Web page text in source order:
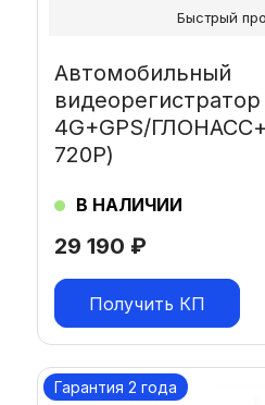
29 190 ₽
Автомобильный
видеорегистратор
4G+GPS/
720Р)
В НАЛИЧИИ
Получить КП
Быстрый
Гарантия 2 года